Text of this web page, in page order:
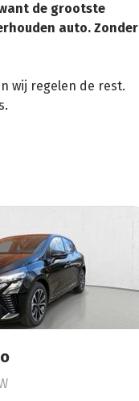
de grootste
auto. Zonder
wij regelen de rest.